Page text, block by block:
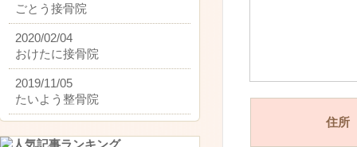
ごとう接骨院
2020/02/04
おけたに接骨院
2019/11/05
たいよう整骨院
住所